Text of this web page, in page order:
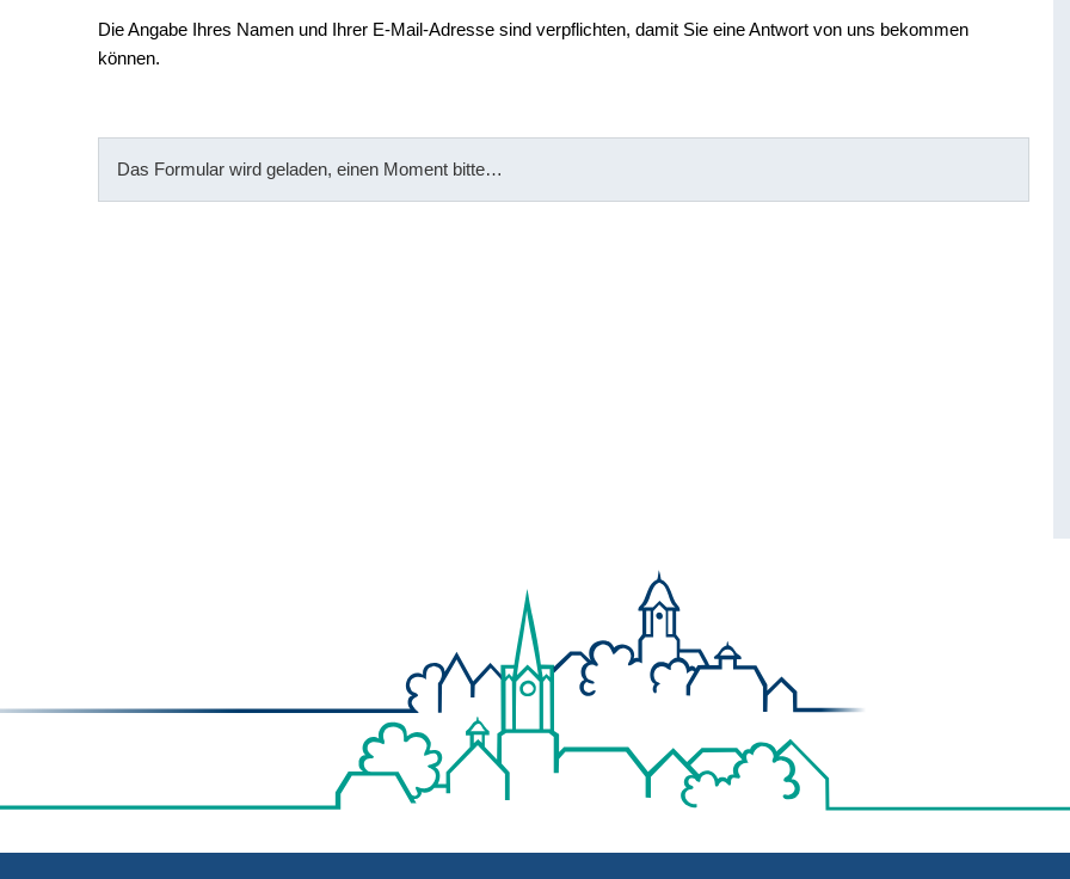
Die Angabe Ihres Namen und Ihrer E-Mail-Adresse sind verpflichten, damit Sie eine Antwort von uns bekommen
können.
Das Formular wird geladen, einen Moment bitte…